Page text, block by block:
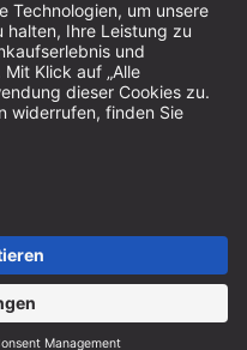
innerhalb
- ausgenommen
an der Kasse variieren.